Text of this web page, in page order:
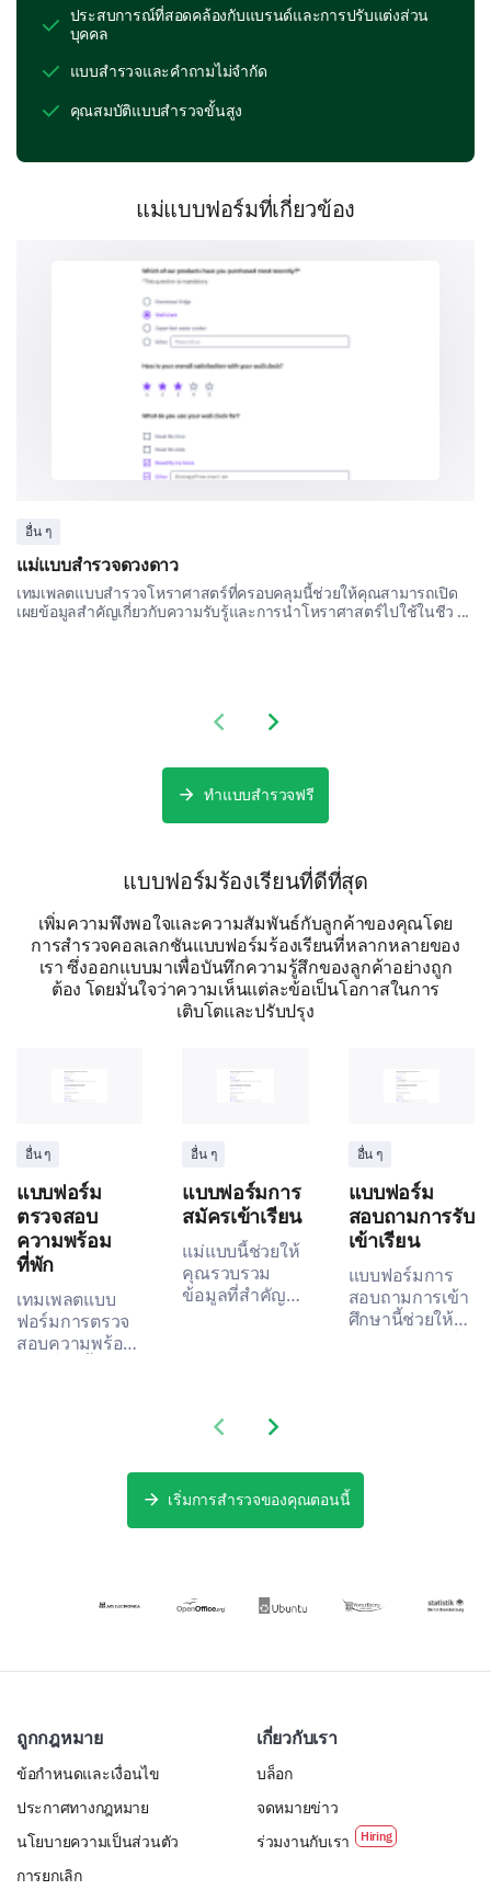
Customer Support Experience
Given the importance of efficient and helpful
thoughts on your interactions (if any) with our support
On a scale of 1-5, how would you rate our
Unsatisfactory' and 5 being 'Very Satisfactory'?
3 4
Can you provide a detailed description of a
recent experience with our customer service?
Final Feedback
Share your overall experience and any additional
comments you have for us.
ประสบการณ์ที่สอดคล้องกับแบรนด์และการปรับแต่งส่วน
บุคคล
แบบสำรวจและคำถามไม่จำกัด
คุณสมบัติแบบสำรวจขั้นสูง
แม่แบบฟอร์มที่เกี่ยวข้อง
อื่น ๆ
แม่แบบสำรวจดวงดาว
เทมเพลตแบบสำรวจโหราศาสตร์ที่ครอบคลุมนี้ช่วยให้คุณสามารถเปิด
เผยข้อมูลสำคัญเกี่ยวกับความรับรู้และการนำโหราศาสตร์ไปใช้ในชีว ...
Previous slide
Next slide
ทำแบบสำรวจฟรี
แบบฟอร์มร้องเรียนที่ดีที่สุด
เพิ่มความพึงพอใจและความสัมพันธ์กับลูกค้าของคุณโดย
การสำรวจคอลเลกชันแบบฟอร์มร้องเรียนที่หลากหลายของ
เรา ซึ่งออกแบบมาเพื่อบันทึกความรู้สึกของลูกค้าอย่างถูก
ต้อง โดยมั่นใจว่าความเห็นแต่ละข้อเป็นโอกาสในการ
เติบโตและปรับปรุง
อื่น ๆ
แบบฟอร์ม
ตรวจสอบ
ความพร้อม
ที่พัก
เทมเพลตแบบ
ฟอร์มการตรวจ
สอบความพร้อม
เปิดเผยว่าคุณจะ
อื่น ๆ
แบบฟอร์มการ
สมัครเข้าเรียน
แม่แบบนี้ช่วยให้
คุณรวบรวม
ข้อมูลที่สำคัญ
เน้นที่ปัญหาของ
เสียด้วยการ
บันทึกข้อมูลที่
อื่น ๆ
แบบฟอร์ม
สอบถามการรับ
เข้าเรียน
แบบฟอร์มการ
สอบถามการเข้า
ศึกษานี้ช่วยให้
ต้องปรับปรุง.
Previous slide
Next slide
เริ่มการสำรวจของคุณตอนนี้
ถูกกฎหมาย
ข้อกำหนดและเงื่อนไข
ประกาศทางกฎหมาย
นโยบายความเป็นส่วนตัว
การยกเลิก
เกี่ยวกับเรา
บล็อก
จดหมายข่าว
ร่วมงานกับเรา